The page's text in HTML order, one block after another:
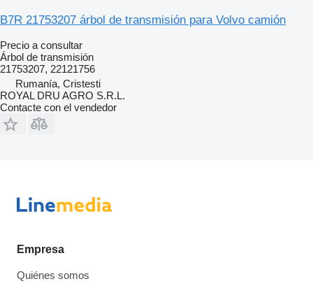
B7R 21753207 árbol de transmisión para Volvo camión
Precio a consultar
Árbol de transmisión
21753207, 22121756
Rumanía, Cristesti
ROYAL DRU AGRO S.R.L.
Contacte con el vendedor
Empresa
Quiénes somos